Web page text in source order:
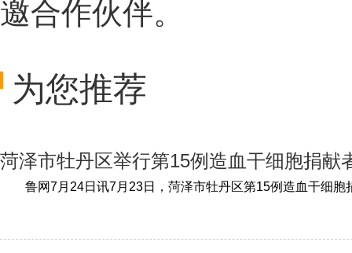
邀合作伙伴。
为您推荐
菏泽市牡丹区举行第15例造血干细胞捐献